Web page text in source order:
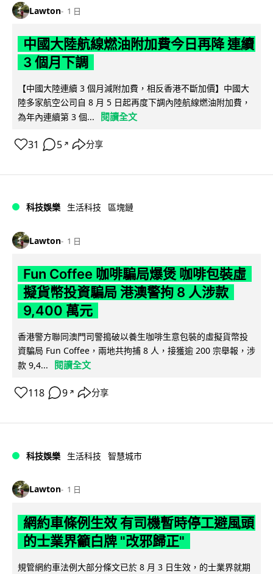
Lawton 1 日
中國大陸航線燃油附加費今日再降 連續
3 個月下調
【中國大陸連續 3 個月減附加費，相反香港不斷加價】中國大
陸多家航空公司自 8 月 5 日起再度下調內陸航線燃油附加費，
為年內連續第 3 個...
閱讀全文
31 5 ↗ 分享
科技娛樂 生活科技 區塊鏈
Lawton 1 日
Fun Coffee 咖啡騙局爆煲 咖啡包裝虛
擬貨幣投資騙局 港澳警拘 8 人涉款
9,400 萬元
香港警方聯同澳門司警搗破以養生咖啡生意包裝的虛擬貨幣投
資騙局 Fun Coffee，兩地共拘捕 8 人，接獲逾 200 宗舉報，涉
款 9,4...
閱讀全文
118 9 ↗ 分享
科技娛樂 生活科技 智慧城市
Lawton 1 日
網約車條例生效 有司機暫時停工避風頭
的士業界籲白牌 "改邪歸正"
規管網約車法例大部分條文已於 8 月 3 日生效，的士業界就期